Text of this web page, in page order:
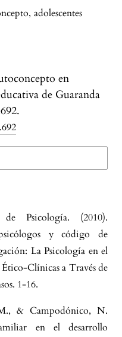
, adolescentes
en
de Guaranda
Psicología. (2010).
y código de
La Psicología en el
Clínicas a Través de
1-16.
& Campodónico, N.
en el desarrollo